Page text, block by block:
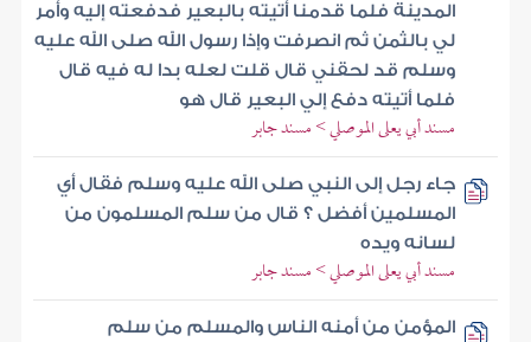
المدينة فلما قدمنا أتيته بالبعير فدفعته إليه وأمر
لي بالثمن ثم انصرفت وإذا رسول الله صلى الله عليه
وسلم قد لحقني قال قلت لعله بدا له فيه قال
فلما أتيته دفع إلي البعير قال هو
مسند أبي يعلى الموصلي > مسند جابر
جاء رجل إلى النبي صلى الله عليه وسلم فقال أي
المسلمين أفضل ؟ قال من سلم المسلمون من
لسانه ويده
مسند أبي يعلى الموصلي > مسند جابر
المؤمن من أمنه الناس والمسلم من سلم